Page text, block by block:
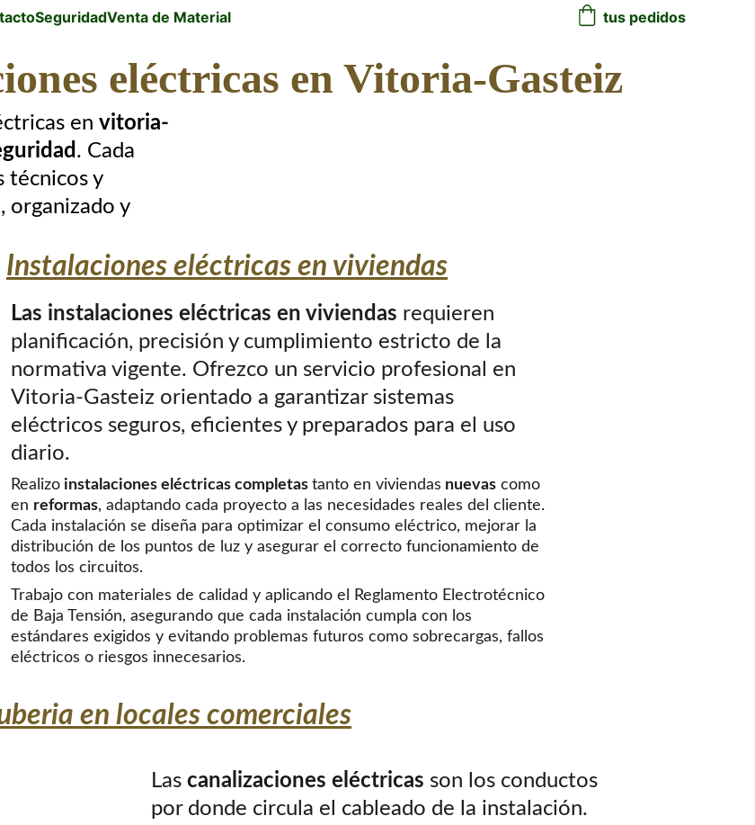
SeguridadVenta de Material tus pedidos
eléctricas en Vitoria-Gasteiz
en vitoria-
. Cada
técnicos y
, organizado y
Instalaciones eléctricas en viviendas
Las instalaciones eléctricas en viviendas requieren
planificación, precisión y cumplimiento estricto de la
normativa vigente. Ofrezco un servicio profesional en
Vitoria-Gasteiz orientado a garantizar sistemas
eléctricos seguros, eficientes y preparados para el uso
diario.
Realizo instalaciones eléctricas completas tanto en viviendas nuevas como
en reformas, adaptando cada proyecto a las necesidades reales del cliente.
Cada instalación se diseña para optimizar el consumo eléctrico, mejorar la
distribución de los puntos de luz y asegurar el correcto funcionamiento de
todos los circuitos.
Trabajo con materiales de calidad y aplicando el Reglamento Electrotécnico
de Baja Tensión, asegurando que cada instalación cumpla con los
estándares exigidos y evitando problemas futuros como sobrecargas, fallos
eléctricos o riesgos innecesarios.
en locales comerciales
Las canalizaciones eléctricas son los conductos
por donde circula el cableado de la instalación.